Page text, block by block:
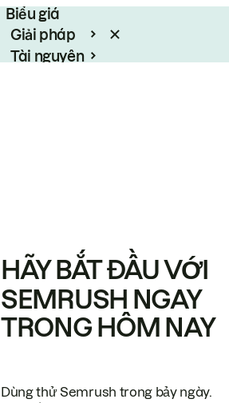
Biểu giá
Giải pháp
Tài nguyên
HÃY BẮT ĐẦU VỚI
SEMRUSH NGAY
TRONG HÔM NAY
Dùng thử Semrush trong bảy ngày.